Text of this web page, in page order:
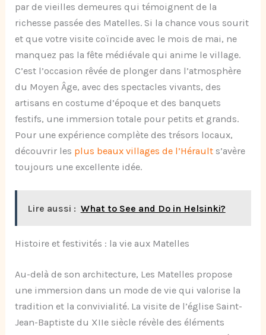
par de vieilles demeures qui témoignent de la
richesse passée des Matelles. Si la chance vous sourit
et que votre visite coïncide avec le mois de mai, ne
manquez pas la fête médiévale qui anime le village.
C’est l’occasion rêvée de plonger dans l’atmosphère
du Moyen Âge, avec des spectacles vivants, des
artisans en costume d’époque et des banquets
festifs, une immersion totale pour petits et grands.
Pour une expérience complète des trésors locaux,
découvrir les plus beaux villages de l’Hérault s’avère
toujours une excellente idée.
Lire aussi : What to See and Do in Helsinki?
Histoire et festivités : la vie aux Matelles
Au-delà de son architecture, Les Matelles propose
une immersion dans un mode de vie qui valorise la
tradition et la convivialité. La visite de l’église Saint-
Jean-Baptiste du XIIe siècle révèle des éléments